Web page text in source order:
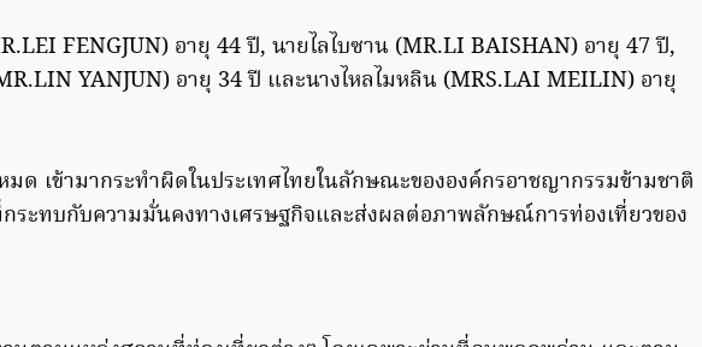
FENGJUN) อายุ 44 ปี, นายไลไบซาน (MR.LI BAISHAN) อายุ 47 ปี,
YANJUN) อายุ 34 ปี และนางไหลไมหลิน (MRS.LAI MEILIN) อายุ
ด เข้ามากระทำผิดในประเทศไทยในลักษณะขององค์กรอาชญากรรมข้ามชาติ
ระทบกับความมั่นคงทางเศรษฐกิจและส่งผลต่อภาพลักษณ์การท่องเที่ยวของ